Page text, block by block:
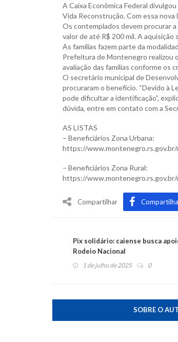
A Caixa Econômica Federal
Vida Reconstrução. Com essa
Os contemplados devem procurar
valor de até R$ 200 mil. A aquisição
As famílias fazem parte da
Prefeitura de Montenegro realizou
avaliação das famílias conforme os
O secretário municipal de
procuraram o benefício. “Devido à
pode dificultar a identificação”,
dúvida, entre em contato com a
AS LISTAS
– Beneficiários Zona Urbana:
https://
– Beneficiários Zona Rural:
https://
Compartilhar
Pix solidário: caiense busca
Rodeio Nacional
1 de julho de 2025 0
SOBRE O